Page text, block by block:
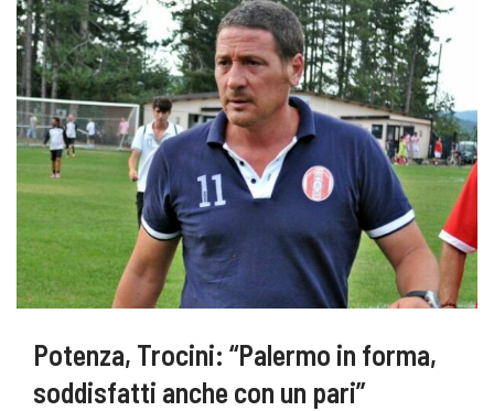
Potenza, Trocini: “Palermo in forma,
soddisfatti anche con un pari”